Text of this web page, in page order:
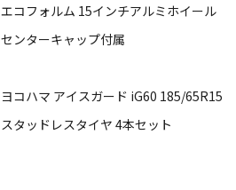
エコフォルム 15インチアルミホイール
センターキャップ付属
ヨコハマ アイスガード iG60 185/65R15
スタッドレスタイヤ 4本セット